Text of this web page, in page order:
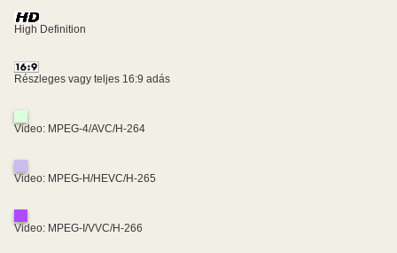
High Definition
Részleges vagy teljes 16:9 adás
Video: MPEG-4/AVC/H-264
Video: MPEG-H/HEVC/H-265
Video: MPEG-I/VVC/H-266